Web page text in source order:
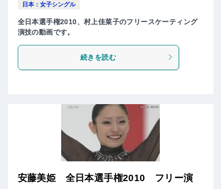
日本：女子シングル
全日本選手権2010、村上佳菜子のフリースケーティング
演技の動画です。
続きを読む
安藤美姫 全日本選手権2010 フリー演